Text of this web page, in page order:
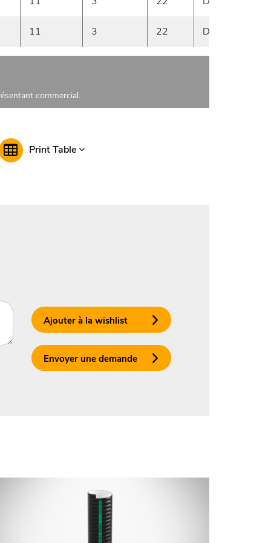
11 3 22 Droite
commercial.
Print Table
Ajouter à la wishlist
Envoyer une demande